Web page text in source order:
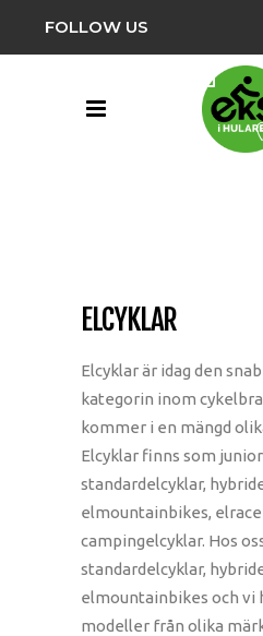
FOLLOW US
ELCYKLAR
Elcyklar är idag den
kategorin inom
kommer i en mängd
Elcyklar finns som
standardelcyklar,
elmountainbikes,
campingelcyklar. Hos
standardelcyklar,
elmountainbikes och vi
modeller från olika